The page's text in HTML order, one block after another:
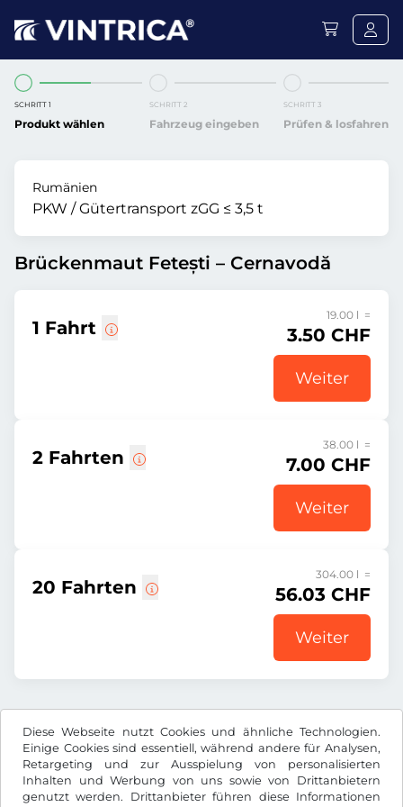
Diese Webseite nutzt Cookies und ähnliche Technologien.
Einige Cookies sind essentiell, während andere für Analysen,
Retargeting und zur Ausspielung von personalisierten
Inhalten und Werbung von uns sowie von Drittanbietern
genutzt werden. Drittanbieter führen diese Informationen
SCHRITT 1
Produkt wählen
SCHRITT 2
Fahrzeug eingeben
SCHRITT 3
Prüfen & losfahren
Rumänien
PKW / Gütertransport zGG ≤ 3,5 t
Brückenmaut Fetești – Cernavodă
1 Fahrt
19.00 l =
3.50 CHF
Weiter
2 Fahrten
38.00 l =
7.00 CHF
Weiter
20 Fahrten
304.00 l =
56.03 CHF
Weiter
Alle Preise inkl. gesetzlicher MwSt.